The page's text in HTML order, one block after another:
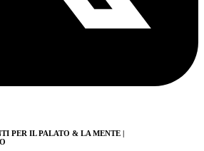
PER IL PALATO & LA MENTE |